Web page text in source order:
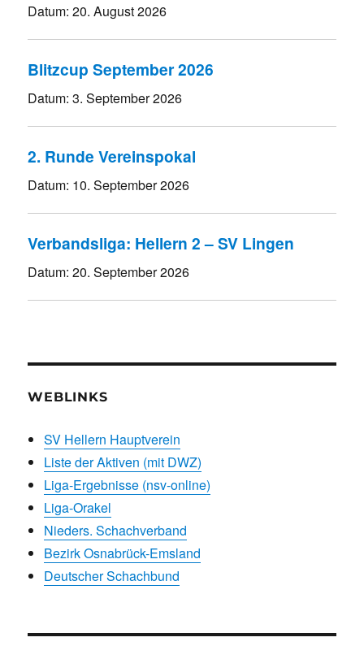
Datum:20. August 2026
Blitzcup September 2026
Datum:3. September 2026
2. Runde Vereinspokal
Datum: 10. September 2026
Verbandsliga: Hellern 2 – SV Lingen
Datum:20. September 2026
WEBLINKS
SV Hellern Hauptverein
Liste der Aktiven (mit DWZ)
Liga-Ergebnisse (nsv-online)
Liga-Orakel
Nieders. Schachverband
Bezirk Osnabrück-Emsland
Deutscher Schachbund